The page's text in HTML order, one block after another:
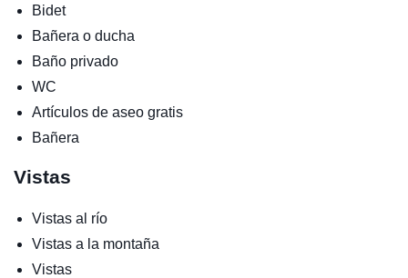
Bidet
Bañera o ducha
Baño privado
WC
Artículos de aseo gratis
Bañera
Vistas
Vistas al río
Vistas a la montaña
Vistas